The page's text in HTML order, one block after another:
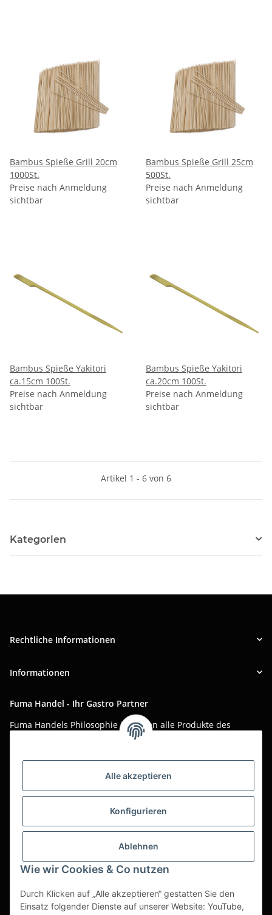
Alle akzeptieren
Konfigurieren
Ablehnen
Wie wir Cookies & Co nutzen
Durch Klicken auf „Alle akzeptieren“ gestatten Sie den
Einsatz folgender Dienste auf unserer Website: YouTube,
Bambus Spieße Grill 20cm
1000St.
Preise nach Anmeldung
sichtbar
Bambus Spieße Grill 25cm
500St.
Preise nach Anmeldung
sichtbar
Bambus Spieße Yakitori
ca.15cm 100St.
Preise nach Anmeldung
sichtbar
Bambus Spieße Yakitori
ca.20cm 100St.
Preise nach Anmeldung
sichtbar
Artikel 1 - 6 von 6
Kategorien
Rechtliche Informationen
Informationen
Fuma Handel - Ihr Gastro Partner
Fuma Handels Philosophie ist, Ihnen alle Produkte des
täglichen Gastro-Alltags zu günstigen Online-Preisen mit
Asiatika, Gastraum-Dekorationen, Tischgedeck, Servietten,
weltweit um Ihnen das perfekte Produkt zum optimalen Preis
Seit über 20 Jahren sind wir für Sie im Einsatz!
geltender gesetzl. USt.
Dies ist ein reiner B2B Shop für Gewerbetreibende -
Bestellungen von Privatkunden werden nicht bearbeitet!